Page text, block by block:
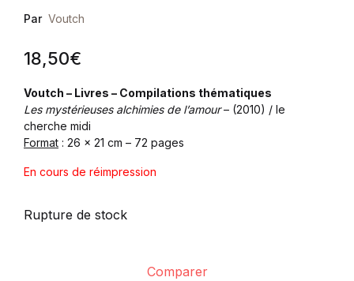
Par Voutch
18,50€
Voutch – Livres – Compilations thématiques
Les mystérieuses alchimies de l’amour– (2010) / le
cherche midi
Format : 26 x 21 cm – 72 pages
En cours de réimpression
Rupture de stock
Comparer